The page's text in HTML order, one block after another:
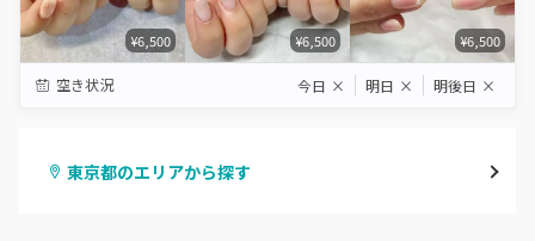
¥6,500 ¥6,500 ¥6,500
空き状況 今日 × 明日 × 明後日 ×
東京都のエリアから探す